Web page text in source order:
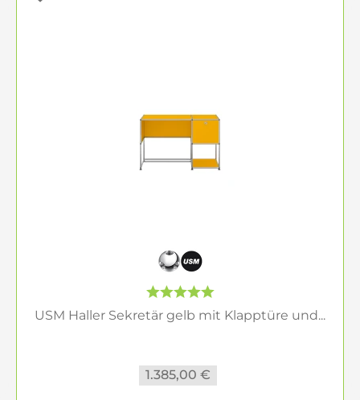
USM Haller Sekretär gelb mit Klapptüre und...
1.385,00 €